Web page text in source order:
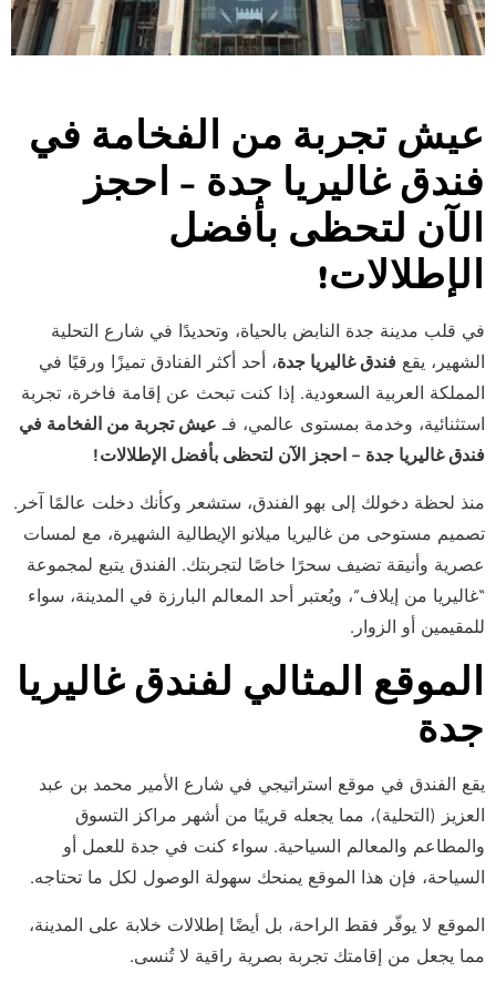
عيش تجربة من الفخامة في
فندق غاليريا جدة – احجز
الآن لتحظى بأفضل
الإطلالات!
في قلب مدينة جدة النابض بالحياة، وتحديدًا في شارع التحلية
الشهير، يقع فندق غاليريا جدة، أحد أكثر الفنادق تميزًا ورقيًا في
المملكة العربية السعودية. إذا كنت تبحث عن إقامة فاخرة، تجربة
استثنائية، وخدمة بمستوى عالمي، فـ عيش تجربة من الفخامة في
فندق غاليريا جدة – احجز الآن لتحظى بأفضل الإطلالات!
منذ لحظة دخولك إلى بهو الفندق، ستشعر وكأنك دخلت عالمًا آخر.
تصميم مستوحى من غاليريا ميلانو الإيطالية الشهيرة، مع لمسات
عصرية وأنيقة تضيف سحرًا خاصًا لتجربتك. الفندق يتبع لمجموعة
“غاليريا من إيلاف”، ويُعتبر أحد المعالم البارزة في المدينة، سواء
للمقيمين أو الزوار.
الموقع المثالي لفندق غاليريا
جدة
يقع الفندق في موقع استراتيجي في شارع الأمير محمد بن عبد
العزيز (التحلية)، مما يجعله قريبًا من أشهر مراكز التسوق
والمطاعم والمعالم السياحية. سواء كنت في جدة للعمل أو
السياحة، فإن هذا الموقع يمنحك سهولة الوصول لكل ما تحتاجه.
الموقع لا يوفّر فقط الراحة، بل أيضًا إطلالات خلابة على المدينة،
مما يجعل من إقامتك تجربة بصرية راقية لا تُنسى.